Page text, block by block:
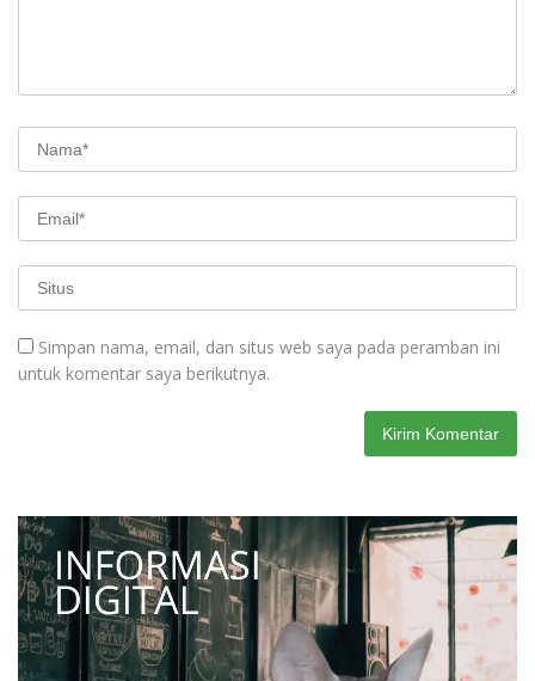
Simpan nama, email, dan situs web saya pada peramban ini
untuk komentar saya berikutnya.